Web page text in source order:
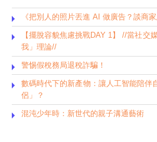
《把別人的照片丟進 AI 做廣告？談商
【擺脫容貌焦慮挑戰DAY 1】 //當社交
我」理論//
警惕假稅務局退稅詐騙！
數碼時代下的新產物：讓人工智能陪伴
侶」？
混沌少年時：新世代的親子溝通藝術